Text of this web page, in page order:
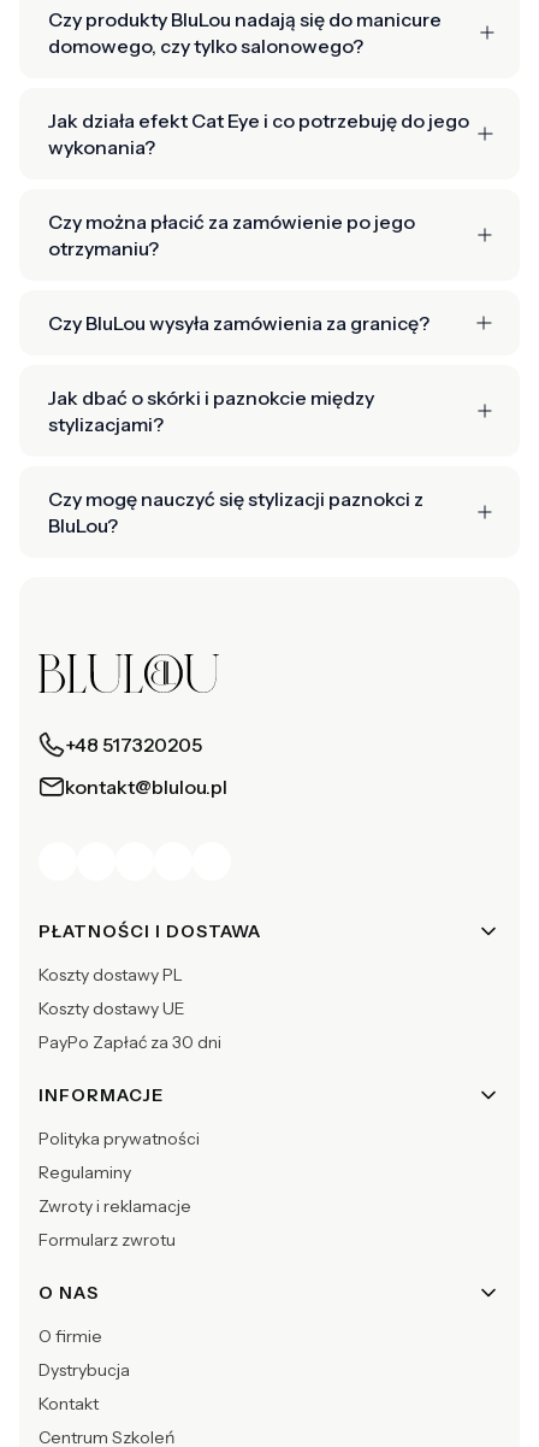
Czy produkty BluLou nadają się do manicure
domowego, czy tylko salonowego?
Jak działa efekt Cat Eye i co potrzebuję do jego
wykonania?
Czy można płacić za zamówienie po jego
otrzymaniu?
Czy BluLou wysyła zamówienia za granicę?
Jak dbać o skórki i paznokcie między
stylizacjami?
Czy mogę nauczyć się stylizacji paznokci z
BluLou?
+48 517320205
kontakt@blulou.pl
Linki w stopce
PŁATNOŚCI I DOSTAWA
Koszty dostawy PL
Koszty dostawy UE
PayPo Zapłać za 30 dni
INFORMACJE
Polityka prywatności
Regulaminy
Zwroty i reklamacje
Formularz zwrotu
O NAS
O firmie
Dystrybucja
Kontakt
Centrum Szkoleń